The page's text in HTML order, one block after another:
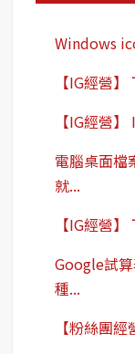
Windows
【IG經營
【IG經營
電腦桌面檔
就...
【IG經營
Google試
種...
【粉絲團